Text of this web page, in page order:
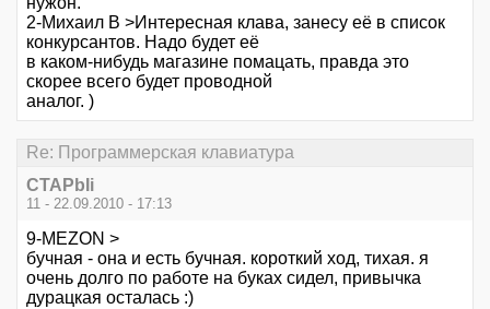
2-Михаил В >Интересная клава, занесу её в список
конкурсантов. Надо будет её
в каком-нибудь магазине помацать, правда это
скорее всего будет проводной
аналог. )
Re: Программерская клавиатура
CTAPbIi
11 - 22.09.2010 - 17:13
9-MEZON >
бучная - она и есть бучная. короткий ход, тихая. я
очень долго по работе на буках сидел, привычка
дурацкая осталась :)